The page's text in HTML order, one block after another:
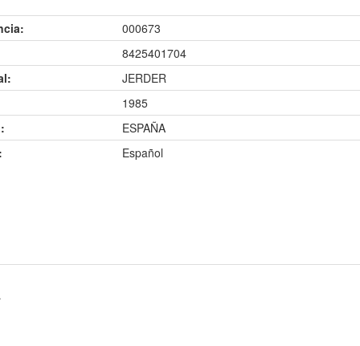
000673
8425401704
JERDER
1985
ESPAÑA
Español